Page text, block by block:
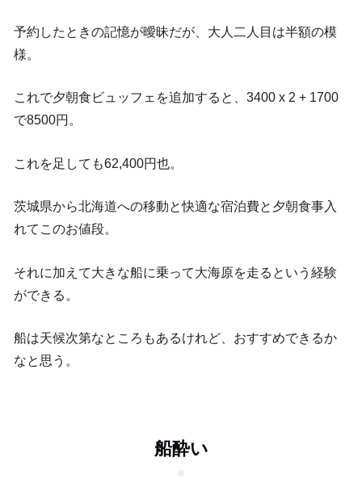
予約したときの記憶が曖昧だが、大人二人目は半額の模
様。
これで夕朝食ビュッフェを追加すると、3400 x 2 + 1700
で8500円。
これを足しても62,400円也。
茨城県から北海道への移動と快適な宿泊費と夕朝食事入
れてこのお値段。
それに加えて大きな船に乗って大海原を走るという経験
ができる。
船は天候次第なところもあるけれど、おすすめできるか
なと思う。
船酔い